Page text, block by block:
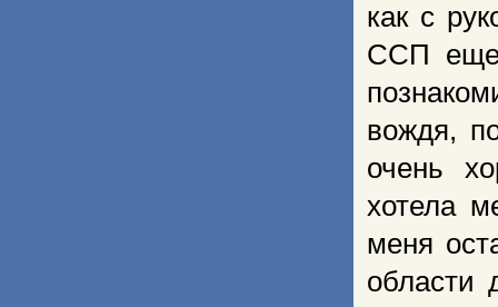
как с
ССП еще
вождя,
очень
хотела
меня
области